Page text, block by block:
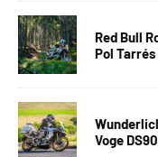
Red Bull
Pol Tarrés
Voge